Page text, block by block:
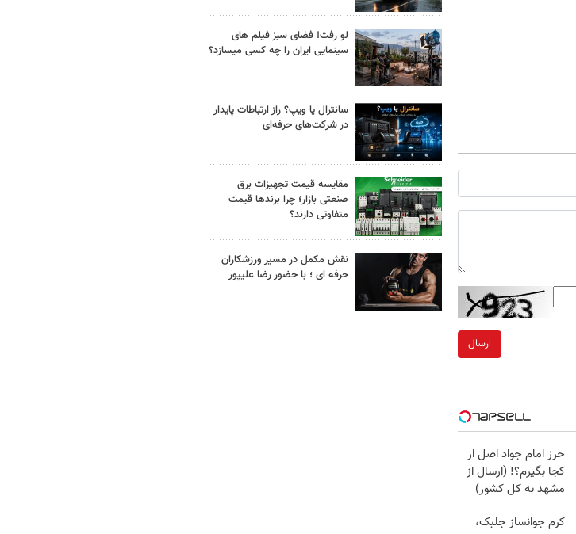
ارسال
حرز امام جواد اصل از
کجا بگیرم؟! (ارسال از
مشهد به کل کشور)
کرم جوانساز جلبک،
لو رفت! فضای سبز فیلم های
سینمایی ایران را چه کسی میسازد؟
سانترال یا ویپ؟ راز ارتباطات پایدار
در شرکت‌های حرفه‌ای
مقایسه قیمت تجهیزات برق
صنعتی بازار؛ چرا برندها قیمت
متفاوتی دارند؟
نقش مکمل در مسیر ورزشکاران
حرفه ای ؛ با حضور رضا علیپور